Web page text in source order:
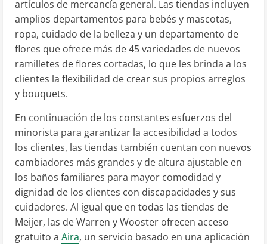
artículos de mercancía general. Las tiendas incluyen
amplios departamentos para bebés y mascotas,
ropa, cuidado de la belleza y un departamento de
flores que ofrece más de 45 variedades de nuevos
ramilletes de flores cortadas, lo que les brinda a los
clientes la flexibilidad de crear sus propios arreglos
y bouquets.
En continuación de los constantes esfuerzos del
minorista para garantizar la accesibilidad a todos
los clientes, las tiendas también cuentan con nuevos
cambiadores más grandes y de altura ajustable en
los baños familiares para mayor comodidad y
dignidad de los clientes con discapacidades y sus
cuidadores. Al igual que en todas las tiendas de
Meijer, las deWarren yWooster ofrecen acceso
gratuito a Aira, un servicio basado en una aplicación